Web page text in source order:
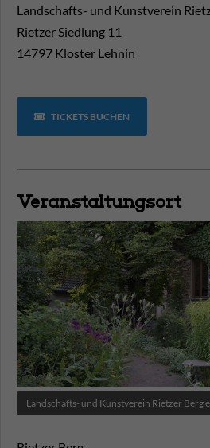
Landschafts- und Kunstverein
Rietzer Siedlung 11
14797 Kloster Lehnin
TICKETS BUCHEN
Veranstaltungsort
Landschafts- und Kunstverein Rietzer Berg